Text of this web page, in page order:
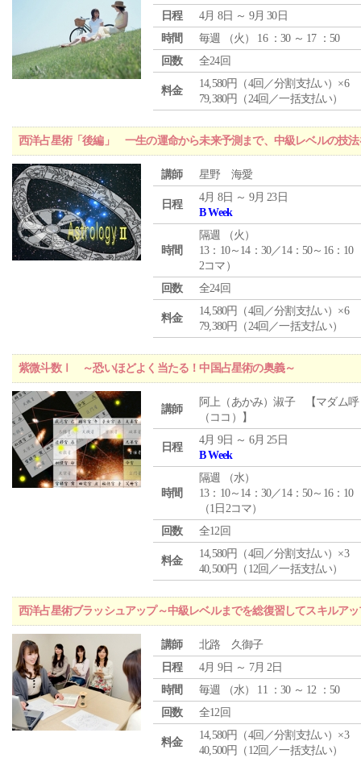
日程
4月 8日 ～ 9月 30日
時間
毎週 （火 ） 16 ：30 ～ 17 ：50
回数
全24回
料金
14,580円（4回／分割支払い）×6
79,380円（24回／一括支払い）
西洋占星術「後編」 一生の運命から未来予測まで、中級レベルの技法
講師 星野 海愛
日程
4月 8日 ～ 9月 23日
B Week
時間
隔週 （火 ）
13：10～14：30／14：50～16：10
2コマ）
回数
全24回
料金
14,580円（4回／分割支払い）×6
79,380円（24回／一括支払い）
紫微斗数Ⅰ ～恐いほどよく当たる！中国占星術の奥義～
講師
阿上（あかみ）淑子 【マダム呼
（ココ）】
日程
4月 9日 ～ 6月 25日
B Week
時間
隔週 （水）
13：10～14：30／14：50～16：10
（1日2コマ）
回数
全12回
料金
14,580円（4回／分割支払い）×3
40,500円（12回／一括支払い）
西洋占星術ブラッシュアップ～中級レベルまでを総復習してスキルア
講師
北路 久御子
日程
4月 9日 ～ 7月 2日
時間
毎週 （水） 11 ：30 ～ 12 ：50
回数
全12回
料金
14,580円（4回／分割支払い）×3
40,500円（12回／一括支払い）